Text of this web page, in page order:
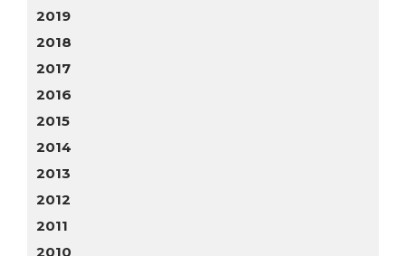
2019
2018
2017
2016
2015
2014
2013
2012
2011
2010